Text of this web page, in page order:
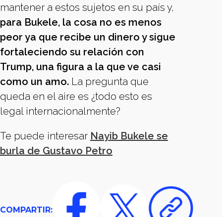
mantener a estos sujetos en su país y,
para Bukele, la cosa no es menos
peor ya que recibe un dinero y sigue
fortaleciendo su relación con
Trump, una figura a la que ve casi
como un amo. La pregunta que
queda en el aire es ¿todo esto es
legal internacionalmente?
Te puede interesar Nayib Bukele se
burla de Gustavo Petro
COMPARTIR: